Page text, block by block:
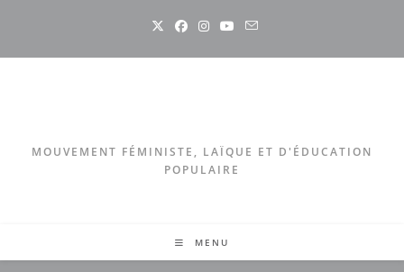
content
MOUVEMENT FÉMINISTE, LAÏQUE ET D'ÉDUCATION
POPULAIRE
MENU